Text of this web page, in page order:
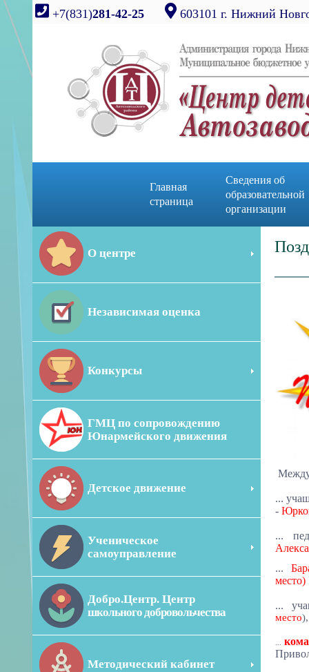
+7(831)281-42-25 603101 г. Нижний
Главная
страница
Сведения об
образовательной
организации
О центре
Независимая оценка
Конкурсы
ГМЦ по сопровождению
Юнармейского движения
Детское движение
Ученическое
самоуправление
Добро.Центр. Центр
школьного добровольчества
Методический кабинет
... у
-
... п
...
место)
...
место
...